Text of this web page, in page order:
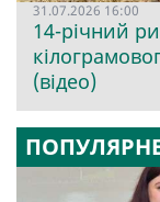
31.07.2026 16:00
14-річний
(відео)